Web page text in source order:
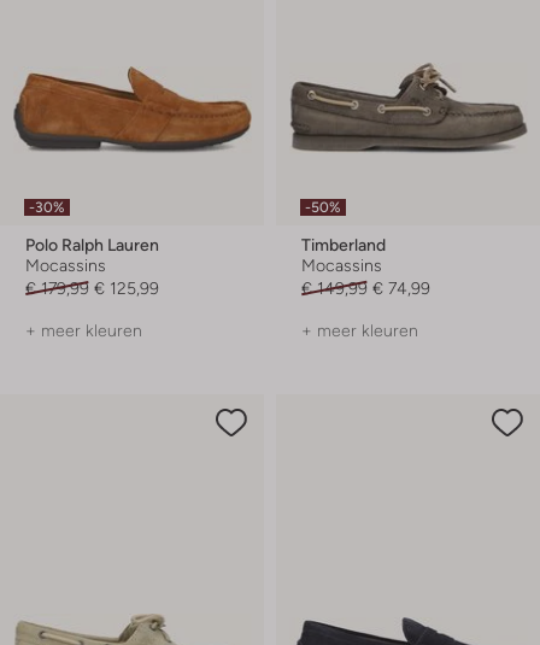
-30%
Polo Ralph Lauren
Mocassins
€ 179,99 € 125,99
+ meer kleuren
-50%
Timberland
Mocassins
€ 149,99 € 74,99
+ meer kleuren